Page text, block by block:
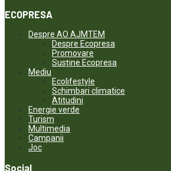
ECOPRESA
Despre AO AJMTEM
Despre Ecopresa
Promovare
Susține Ecopresa
Mediu
Ecolifestyle
Schimbari climatice
Atitudini
Energie verde
Turism
Multimedia
Campanii
Joc
Social